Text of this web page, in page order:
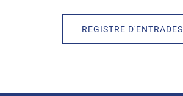
REGISTRE D'ENTRADES